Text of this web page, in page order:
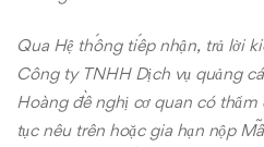
Qua Hệ thống tiếp nhận, trả lời
Công ty TNHH Dịch vụ quảng
Hoàng đề nghị cơ quan có thẩm
tục nêu trên hoặc gia hạn nộp